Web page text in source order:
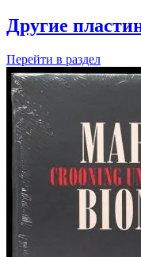
Другие
Перейти в раздел